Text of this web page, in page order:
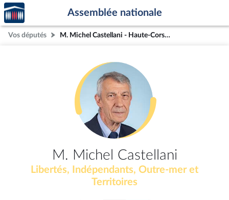
Aller au contenu
Aller en bas de la page
Accèder
à la
page
d'accueil
Assemblée nationale
Vos députés M. Michel Castellani - Haute-Corse (1re circonscription)
M. Michel Castellani
Libertés, Indépendants, Outre-mer et
Territoires